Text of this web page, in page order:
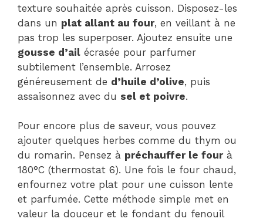
texture souhaitée après cuisson. Disposez-les
dans un plat allant au four, en veillant à ne
pas trop les superposer. Ajoutez ensuite une
gousse d’ail écrasée pour parfumer
subtilement l’ensemble. Arrosez
généreusement de d’huile d’olive, puis
assaisonnez avec du sel et poivre.
Pour encore plus de saveur, vous pouvez
ajouter quelques herbes comme du thym ou
du romarin. Pensez à préchauffer le fourà
180°C (thermostat 6). Une fois le four chaud,
enfournez votre plat pour une cuisson lente
et parfumée. Cette méthode simple met en
valeur la douceur et le fondant du fenouil